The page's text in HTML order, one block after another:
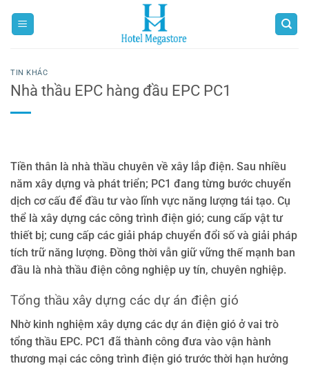
TIN KHÁC
Nhà thầu EPC hàng đầu EPC PC1
Tiền thân là nhà thầu chuyên về xây lắp điện. Sau nhiều
năm xây dựng và phát triển; PC1 đang từng bước chuyển
dịch cơ cấu để đầu tư vào lĩnh vực năng lượng tái tạo. Cụ
thể là xây dựng các công trình điện gió; cung cấp vật tư
thiết bị; cung cấp các giải pháp chuyển đổi số và giải pháp
tích trữ năng lượng. Đồng thời vẫn giữ vững thế mạnh ban
đầu là nhà thầu điện công nghiệp uy tín, chuyên nghiệp.
Tổng thầu xây dựng các dự án điện gió
Nhờ kinh nghiệm xây dựng các dự án điện gió ở vai trò
tổng thầu EPC. PC1 đã thành công đưa vào vận hành
thương mại các công trình điện gió trước thời hạn hưởng